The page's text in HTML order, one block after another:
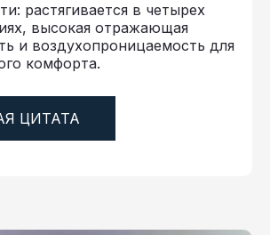
растягивается в четырех
высокая отражающая
и воздухопроницаемость для
комфорта.
ЦИТАТА